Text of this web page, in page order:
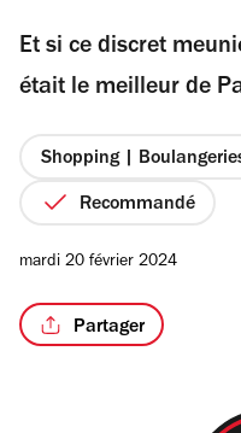
5
étoiles
Et si ce discret
était le meilleur de
Shopping |
Recommandé
mardi 20 février 2024
Partager